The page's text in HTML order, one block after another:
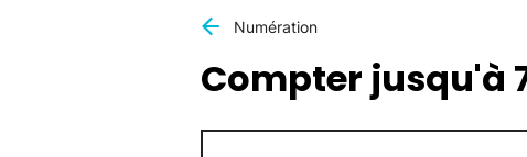
Numération
Compter jusqu'à